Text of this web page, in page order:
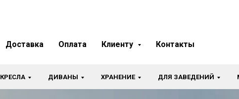
Доставка Оплата Клиенту Контакты
КРЕСЛА ДИВАНЫ ХРАНЕНИЕ ДЛЯ ЗАВЕДЕНИЙ